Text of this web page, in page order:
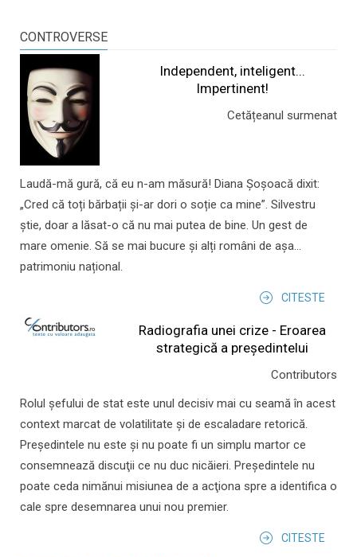
CONTROVERSE
Independent, inteligent...
Impertinent!
Cetățeanul surmenat
Laudă-mă gură, că eu n-am măsură! Diana Șoșoacă dixit:
„Cred că toți bărbații și-ar dori o soție ca mine”. Silvestru
știe, doar a lăsat-o că nu mai putea de bine. Un gest de
mare omenie. Să se mai bucure și alți români de așa...
patrimoniu național.
CITESTE
Radiografia unei crize - Eroarea
strategică a președintelui
Contributors
Rolul şefului de stat este unul decisiv mai cu seamă în acest
context marcat de volatilitate şi de escaladare retorică.
Preşedintele nu este şi nu poate fi un simplu martor ce
consemnează discuţii ce nu duc nicăieri. Preşedintele nu
poate ceda nimănui misiunea de a acţiona spre a identifica o
cale spre desemnarea unui nou premier.
CITESTE